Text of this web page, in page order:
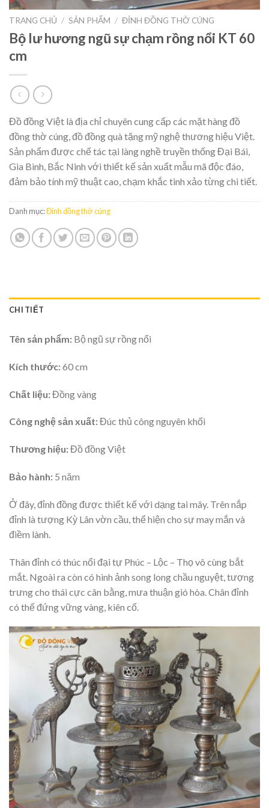
TRANG CHỦ / SẢN PHẨM / ĐỈNH ĐỒNG THỜ CÚNG
Bộ lư hương ngũ sự chạm rồng nổi KT 60
cm
Đồ đồng Việt là địa chỉ chuyên cung cấp các mặt hàng đồ
đồng thờ cúng, đồ đồng quà tặng mỹ nghệ thương hiệu Việt.
Sản phẩm được chế tác tại làng nghề truyền thống Đại Bái,
Gia Bình, Bắc Ninh với thiết kế sản xuất mẫu mã độc đáo,
đảm bảo tính mỹ thuật cao, chạm khắc tinh xảo từng chi tiết.
Danh mục:Đỉnh đồng thờ cúng
CHI TIẾT
Tên sản phẩm: Bộ ngũ sự rồng nổi
Kích thước:60 cm
Chất liệu:Đồng vàng
Công nghệ sản xuất:Đúc thủ công nguyên khối
Thương hiệu:Đồ đồng Việt
Bảo hành: 5 năm
Ở đây, đỉnh đồng được thiết kế với dạng tai mây. Trên nắp
đỉnh là tượng Kỳ Lân vờn cầu, thể hiện cho sự may mắn và
điềm lành.
Thân đỉnh có thúc nổi đại tự Phúc – Lộc – Thọ vô cùng bắt
mắt. Ngoài ra còn có hình ảnh song long chầu nguyệt, tượng
trưng cho thái cực cân bằng, mưa thuận gió hòa. Chân đỉnh
có thế đứng vững vàng, kiên cố.